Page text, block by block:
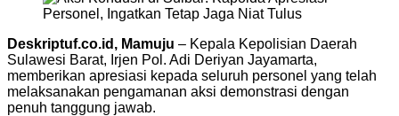
Deskriptuf.co.id, Mamuju – Kepala Kepolisian Daerah
Sulawesi Barat, Irjen Pol. Adi Deriyan Jayamarta,
memberikan apresiasi kepada seluruh personel yang telah
melaksanakan pengamanan aksi demonstrasi dengan
penuh tanggung jawab.